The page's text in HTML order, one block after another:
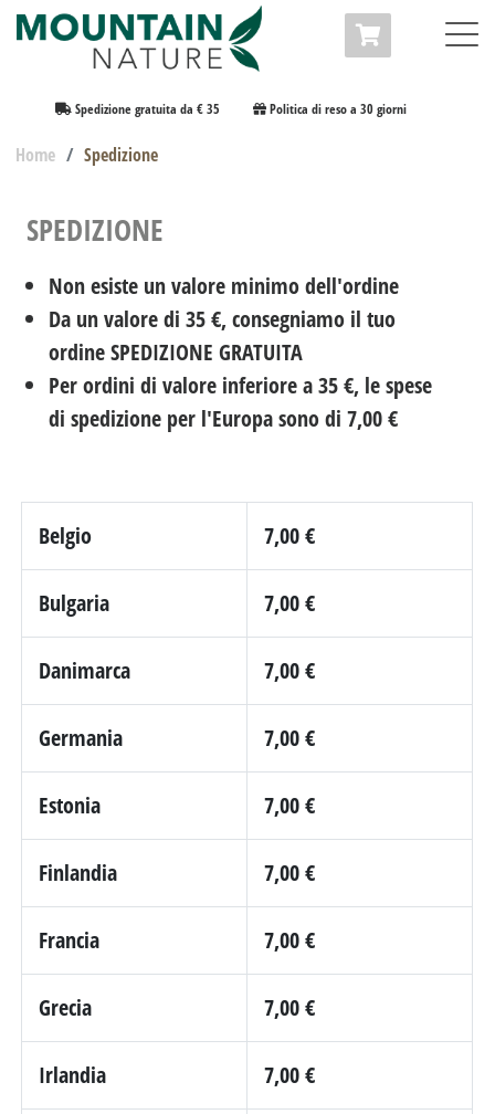
Spedizione gratuita da € 35 Politica di reso a 30 giorni
Home Spedizione
SPEDIZIONE
Non esiste un valore minimo dell'ordine
Da un valore di 35 €, consegniamo il tuo
ordine SPEDIZIONE GRATUITA
Per ordini di valore inferiore a 35 €, le spese
di spedizione per l'Europa sono di 7,00 €
Belgio 7,00 €
Bulgaria 7,00 €
Danimarca 7,00 €
Germania 7,00 €
Estonia 7,00 €
Finlandia 7,00 €
Francia 7,00 €
Grecia 7,00 €
Irlandia 7,00 €